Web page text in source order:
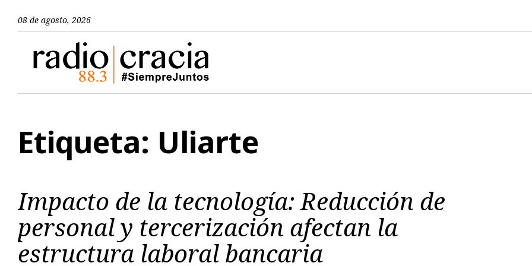
08 de agosto, 2026
Etiqueta: Uliarte
Impacto de la tecnología: Reducción de
personal y tercerización afectan la
estructura laboral bancaria